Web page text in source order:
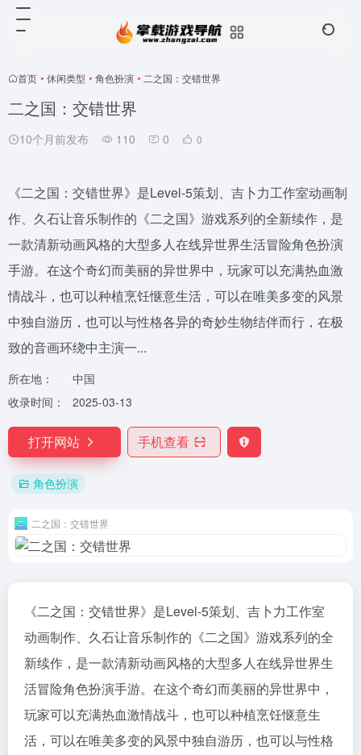
首页 • 休闲类型 • 角色扮演 • 二之国：交错世界
二之国：交错世界
10个月前发布 110 0 0
《二之国：交错世界》是Level-5策划、吉卜力工作室动画制
作、久石让音乐制作的《二之国》游戏系列的全新续作，是
一款清新动画风格的大型多人在线异世界生活冒险角色扮演
手游。在这个奇幻而美丽的异世界中，玩家可以充满热血激
情战斗，也可以种植烹饪惬意生活，可以在唯美多变的风景
中独自游历，也可以与性格各异的奇妙生物结伴而行，在极
致的音画环绕中主演一...
所在地：
中国
收录时间：
2025-03-13
打开网站 手机查看
角色扮演
二之国：交错世界
《二之国：交错世界》是Level-5策划、吉卜力工作室
动画制作、久石让音乐制作的《二之国》游戏系列的全
新续作，是一款清新动画风格的大型多人在线异世界生
活冒险角色扮演手游。在这个奇幻而美丽的异世界中，
玩家可以充满热血激情战斗，也可以种植烹饪惬意生
活，可以在唯美多变的风景中独自游历，也可以与性格